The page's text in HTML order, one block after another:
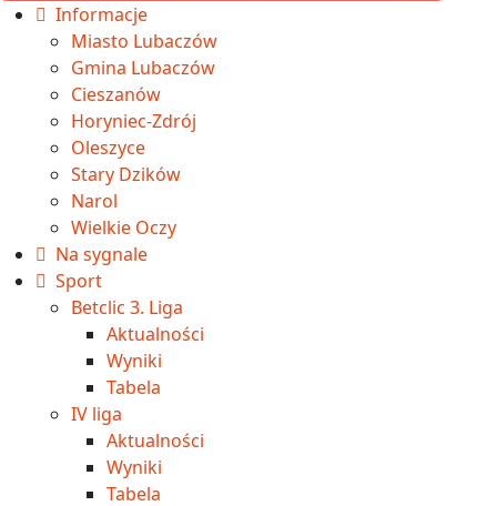
Informacje
Miasto Lubaczów
Gmina Lubaczów
Cieszanów
Horyniec-Zdrój
Oleszyce
Stary Dzików
Narol
Wielkie Oczy
Na sygnale
Sport
Betclic 3. Liga
Aktualności
Wyniki
Tabela
IV liga
Aktualności
Wyniki
Tabela